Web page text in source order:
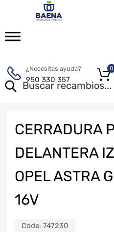
¿Necesitas ayuda?
950 330 357
0
CERRADURA
DELANTERA
OPEL ASTRA
16V
Code: 747230